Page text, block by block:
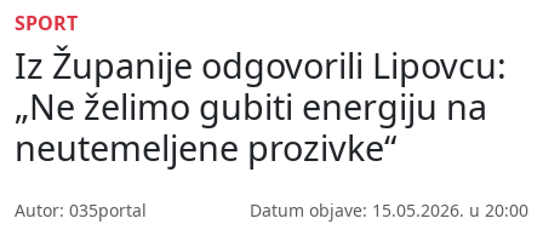
SPORT
Iz Županije odgovorili Lipovcu:
„Ne želimo gubiti energiju na
neutemeljene prozivke“
Autor: 035portal Datum objave: 15.05.2026. u 20:00